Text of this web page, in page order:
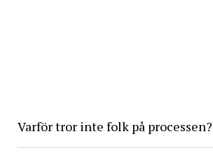
Varför tror inte folk på processen?